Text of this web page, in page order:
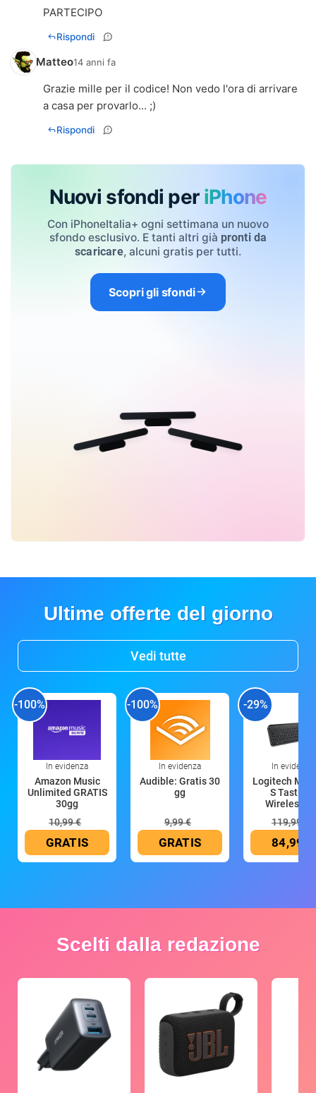
PARTECIPO
Rispondi
Matteo14 anni fa
Grazie mille per il codice! Non vedo l'ora di arrivare
a casa per provarlo... ;)
Rispondi
Nuovi sfondi per iPhone
Con iPhoneItalia+ ogni settimana un nuovo
sfondo esclusivo. E tanti altri già pronti da
scaricare, alcuni gratis per tutti.
Scopri gli sfondi
Ultime offerte del giorno
Vedi tutte
-100%
In evidenza
Amazon Music
Unlimited GRATIS
30gg
10,99 €
GRATIS
-100%
In evidenza
Audible: Gratis 30
gg
9,99 €
GRATIS
-29%
In evidenza
Logitech MX
S Tastiera
Wireless
119,99 €
84,99 €
Scelti dalla redazione